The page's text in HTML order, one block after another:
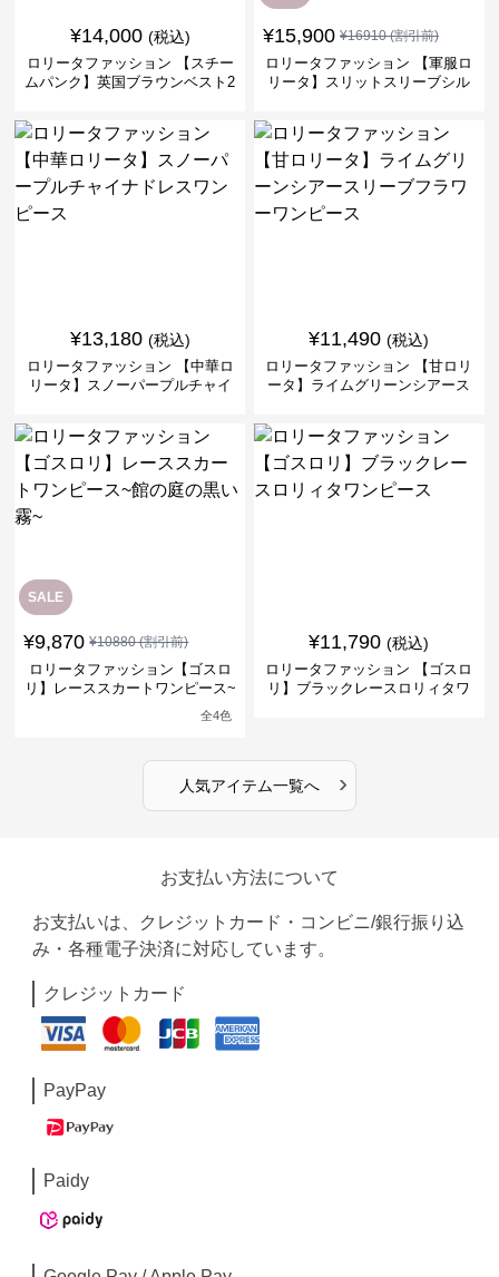
¥14,000 (税込)
ロリータファッション 【スチー
ムパンク】英国ブラウンベスト2
¥15,900 ¥16910(割引前)
ロリータファッション 【軍服ロ
リータ】スリットスリーブシル
¥13,180 (税込)
ロリータファッション 【中華ロ
リータ】スノーパープルチャイ
¥11,490 (税込)
ロリータファッション 【甘ロリ
ータ】ライムグリーンシアース
SALE
¥9,870 ¥10880(割引前)
ロリータファッション【ゴスロ
リ】レーススカートワンピース~
全4色
¥11,790 (税込)
ロリータファッション 【ゴスロ
リ】ブラックレースロリィタワ
人気アイテム一覧へ ›
お支払い方法について
お支払いは、クレジットカード・コンビニ/銀行振り込
み・各種電子決済に対応しています。
クレジットカード
PayPay
Paidy